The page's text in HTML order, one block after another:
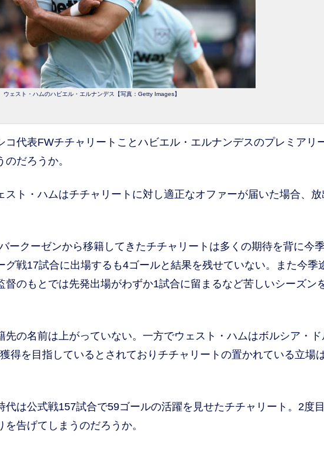
ウェスト・ハムのハビエル・エルナンデス【写真：Getty Images】
代表FWチチャリートことハビエル・エルナンデスのプレミアリ
だろうか。
ト・ハムはチチャリートに対し適正なオファーが届いた場合、放
ークーゼンから移籍してきたチチャリートは多くの期待を背に今
戦17試合に出場するも4ゴールと結果を残せていない。また今季
のもとでは先発出場がわずか1試合に留まるなど苦しいシーズン
の名前は上がっていない。一方でウェスト・ハムはボルシア・ド
得を目指しているとされておりチチャリートの置かれている立場
は公式戦157試合で59ゴールの活躍を見せたチチャリート。2度
告げてしまうのだろうか。